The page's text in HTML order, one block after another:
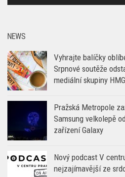
NEWS
Vyhrajte balíčky
Srpnové soutěže
mediální skupiny HMG
Pražská Metropole
Samsung velkolepě
zařízení Galaxy
Nový podcast V
nejzajímavější ze